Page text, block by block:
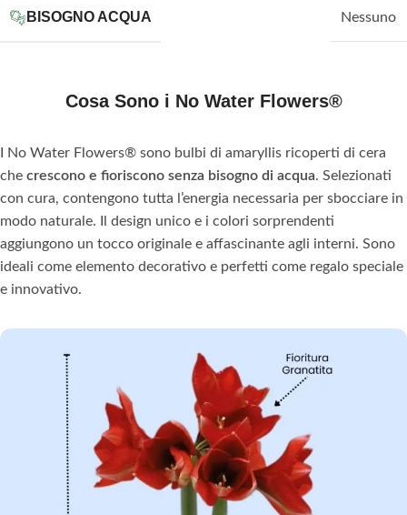
BISOGNO ACQUA Nessuno
Cosa Sono i No Water Flowers®
I No Water Flowers® sono bulbi di amaryllis ricoperti di cera
che crescono e fioriscono senza bisogno di acqua. Selezionati
con cura, contengono tutta l’energia necessaria per sbocciare in
modo naturale. Il design unico e i colori sorprendenti
aggiungono un tocco originale e affascinante agli interni. Sono
ideali come elemento decorativo e perfetti come regalo speciale
e innovativo.